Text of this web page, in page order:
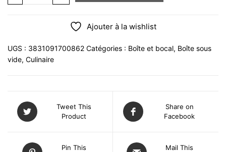
Ajouter à la wishlist
UGS : 3831091700862 Catégories : Boîte et bocal, Boîte sous
vide, Culinaire
Tweet This
Product
Share on
Facebook
Pin This
Mail This